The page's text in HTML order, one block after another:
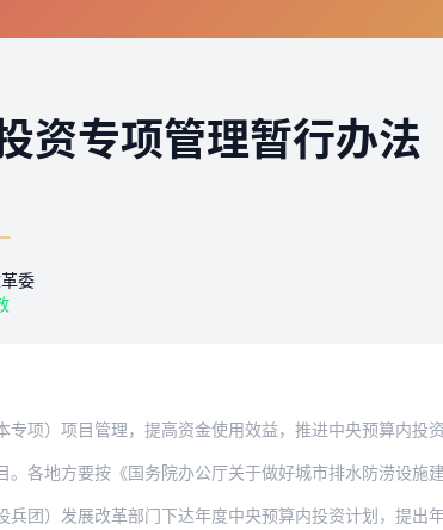
资专项管理暂行办法
委
资金使用效益，推进中央预算内投资管理制度化、规范化、科学化，
务院办公厅关于做好城市排水防涝设施建设工作的通知》（国办发〔
达年度中央预算内投资计划，提出年度排水防涝设施建设目标任务、